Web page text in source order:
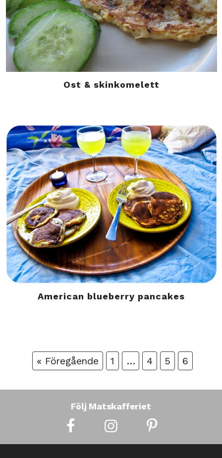
Ost & skinkomelett
American blueberry pancakes
« Föregående 1 … 4 5 6
Följ Matskafferiet